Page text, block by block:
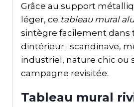
Grâce au support
léger, ce tableau mural
sintègre facilement dans
dintérieur : scandinave,
industriel, nature chic ou
campagne revisitée.
Tableau mural